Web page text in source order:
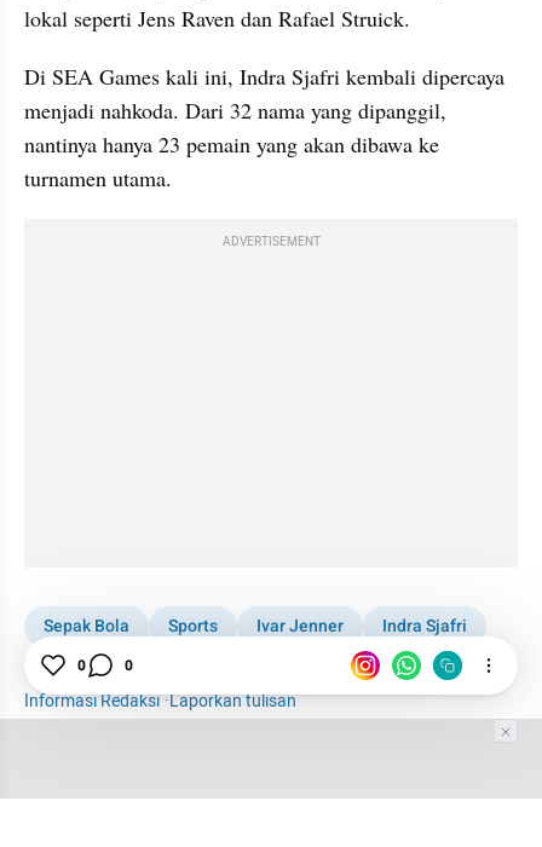
lokal seperti Jens Raven dan Rafael Struick.
Di SEA Games kali ini, Indra Sjafri kembali dipercaya
menjadi nahkoda. Dari 32 nama yang dipanggil,
nantinya hanya 23 pemain yang akan dibawa ke
turnamen utama.
ADVERTISEMENT
Sepak Bola Sports Ivar Jenner
Indra Sjafri
Timnas U-23
Informasi Redaksi·Laporkan tulisan
0 0